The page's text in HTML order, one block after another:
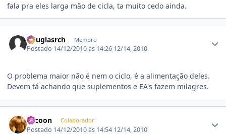
fala pra eles larga mão de cicla, ta muito cedo ainda.
douglasrch Membro
Postado 14/12/2010 às 14:26 12/14, 2010
O problema maior não é nem o ciclo, é a alimentação deles.
Devem tá achando que suplementos e EA's fazem milagres.
Tycoon Colaborador
Postado 14/12/2010 às 14:54 12/14, 2010